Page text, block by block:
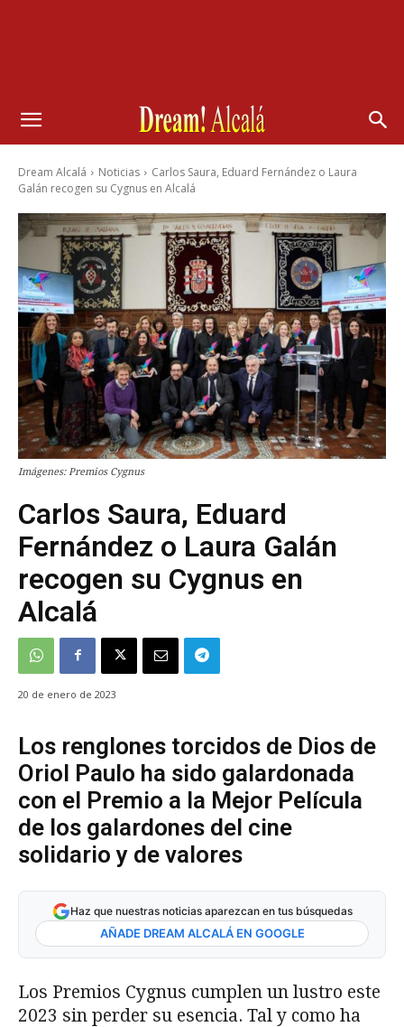
Dream Alcalá Noticias
Carlos Saura, Eduard Fernández o Laura
Galán recogen su Cygnus en Alcalá
Imágenes: Premios Cygnus
Carlos Saura, Eduard
Fernández o Laura Galán
recogen su Cygnus en
Alcalá
20 de enero de 2023
Los renglones torcidos de Dios de
Oriol Paulo ha sido galardonada
con el Premio a la Mejor Película
de los galardones del cine
solidario y de valores
Haz que nuestras noticias aparezcan en tus búsquedas
AÑADE DREAM ALCALÁ EN GOOGLE
Los Premios Cygnus cumplen un lustro este
2023 sin perder su esencia. Tal y como ha